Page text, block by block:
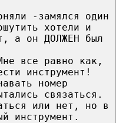
-замялся один
хотели и
а он ДОЛЖЕН был
все равно как,
инструмент!
номер
связаться.
или нет, но в
инструмент.